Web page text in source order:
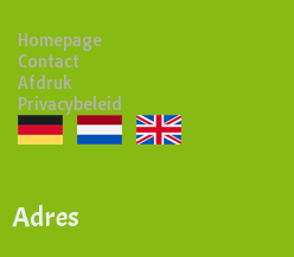
Homepage
Contact
Afdruk
Privacybeleid
Adres